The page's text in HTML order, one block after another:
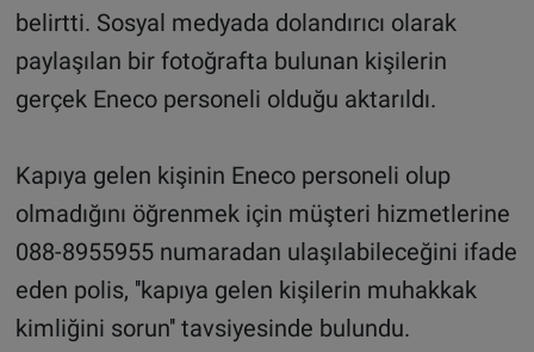
belirtti. Sosyal medyada dolandırıcı olarak
paylaşılan bir fotoğrafta bulunan kişilerin
gerçek Eneco personeli olduğu aktarıldı.
Kapıya gelen kişinin Eneco personeli olup
olmadığını öğrenmek için müşteri hizmetlerine
088-8955955 numaradan ulaşılabileceğini ifade
eden polis, ''kapıya gelen kişilerin muhakkak
kimliğini sorun'' tavsiyesinde bulundu.